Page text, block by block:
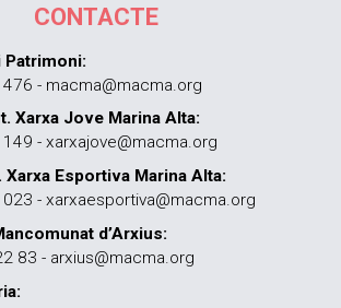
CONTACTE
Patrimoni:
- macma@macma.org
Xarxa Jove Marina Alta:
- xarxajove@macma.org
Xarxa Esportiva Marina Alta:
- xarxaesportiva@macma.org
d’Arxius:
83 - arxius@macma.org